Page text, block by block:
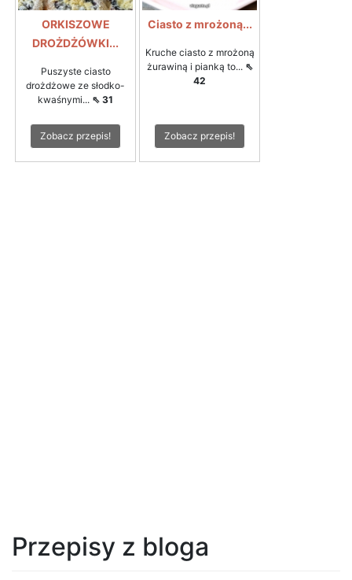
ORKISZOWE
DROŻDŻÓWKI...
Puszyste ciasto
drożdżowe ze słodko-
kwaśnymi... ⇖ 31
Zobacz przepis!
Ciasto z mrożoną...
Kruche ciasto z mrożoną
żurawiną i pianką to... ⇖
42
Zobacz przepis!
Przepisy z bloga